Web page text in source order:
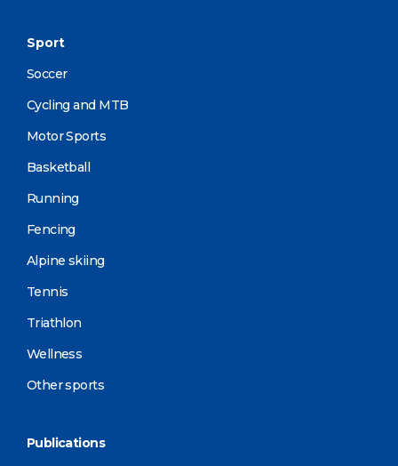
Sport
Soccer
Cycling and MTB
Motor Sports
Basketball
Running
Fencing
Alpine skiing
Tennis
Triathlon
Wellness
Other sports
Publications